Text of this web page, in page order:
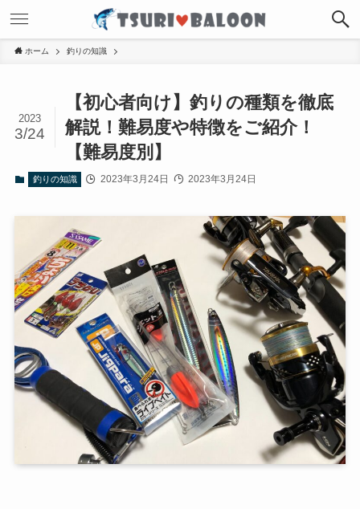
ホーム 釣りの知識
【初心者向け】釣りの種類を徹底
解説！難易度や特徴をご紹介！
【難易度別】
2023
3/24
釣りの知識 2023年3月24日 2023年3月24日